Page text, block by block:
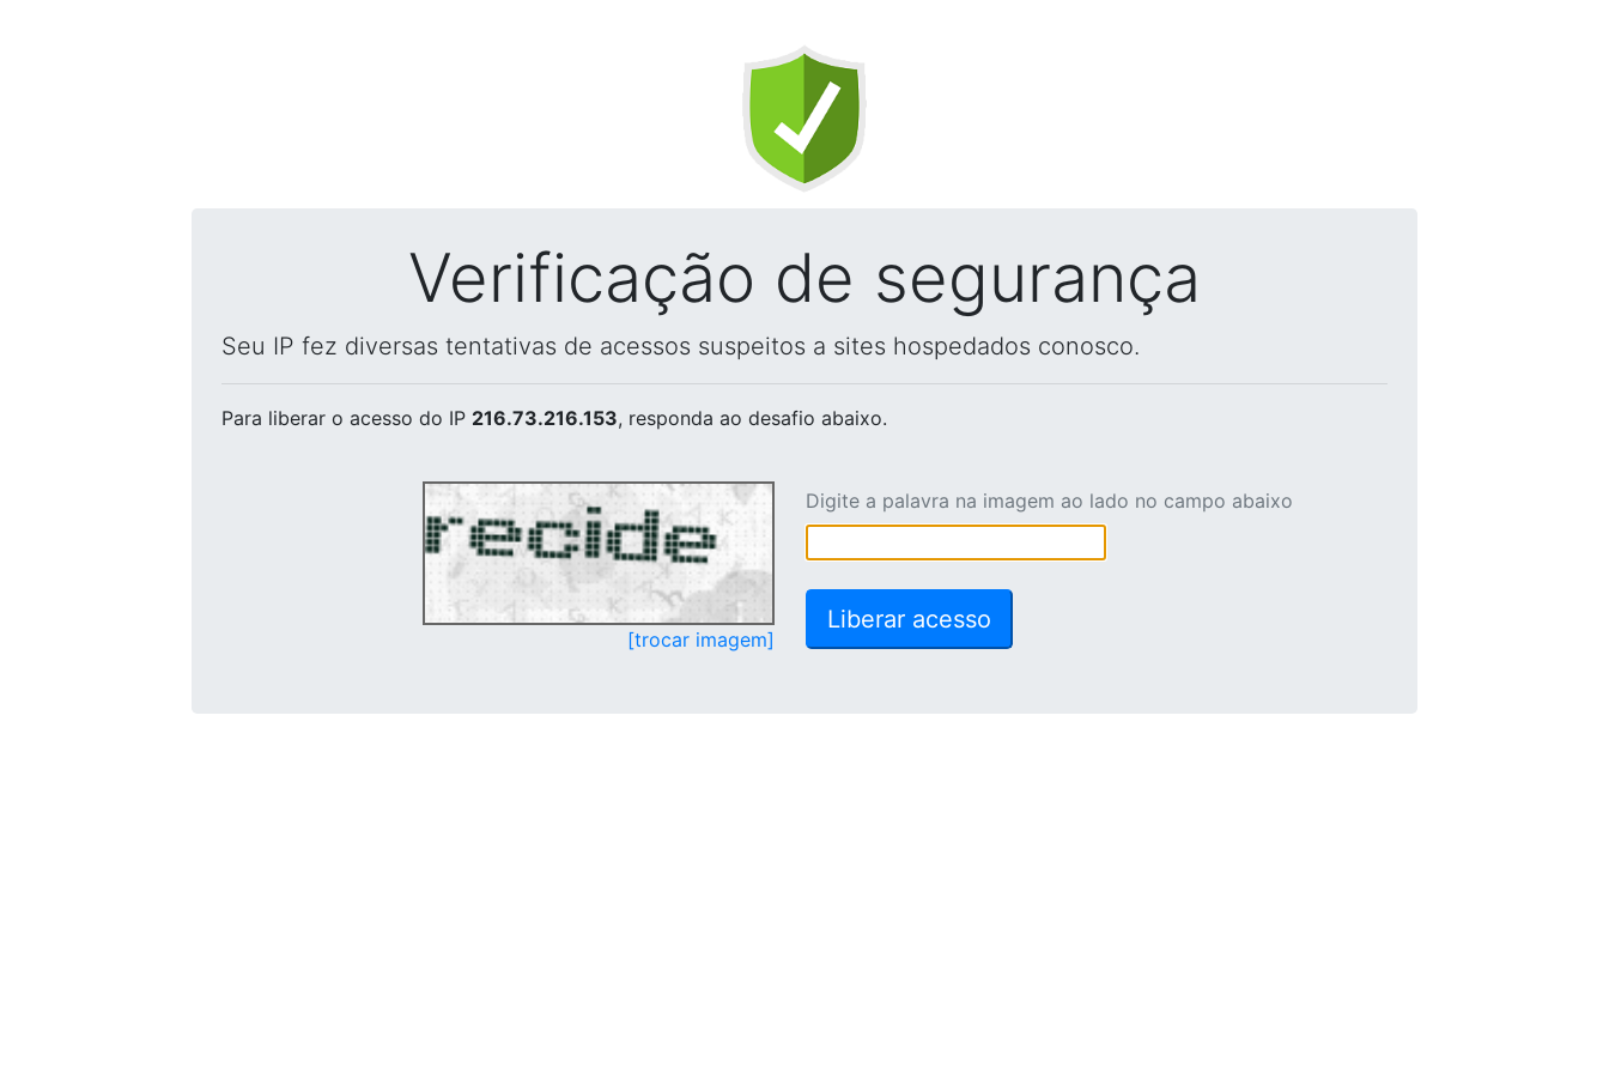
Verificação de segurança
Seu IP fez diversas tentativas de acessos suspeitos a sites hospedados conosco.
Para liberar o acesso do IP 216.73.216.153, responda ao desafio abaixo.
[trocar imagem]
Digite a palavra na imagem ao lado no campo abaixo